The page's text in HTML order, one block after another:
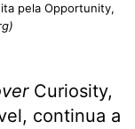
pela Opportunity,
Curiosity,
continua a